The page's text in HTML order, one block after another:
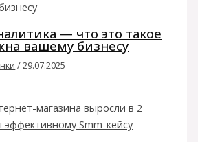
— что это такое
вашему бизнесу
/29.07.2025